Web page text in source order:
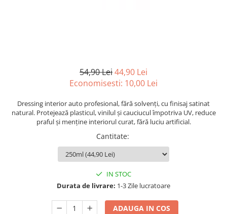
54,90 Lei44,90 Lei
Economisesti: 10,00 Lei
Dressing interior auto profesional, fără solvenți, cu finisaj satinat
natural. Protejează plasticul, vinilul și cauciucul împotriva UV, reduce
praful și menține interiorul curat, fără luciu artificial.
Cantitate:
IN STOC
Durata de livrare: 1-3 Zile lucratoare
ADAUGA IN COS